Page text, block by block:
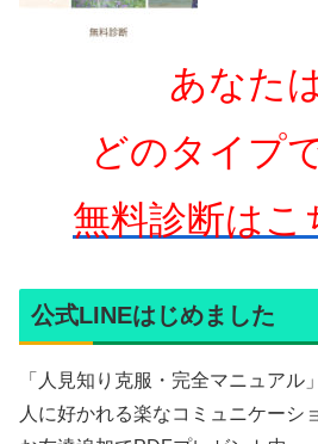
あなたは
どのタイプ
無料診断はこ
公式LINEはじめました
「人見知り克服・完全マニュアル」
人に好かれる楽なコミュニケーシ